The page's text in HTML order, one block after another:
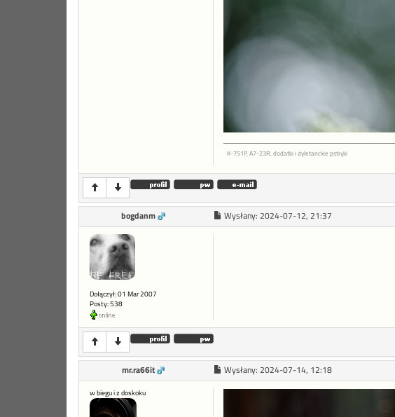
K-751P, A7-23R, dodatki i dyletanckie pstryki
bogdanm Wysłany: 2024-07-12, 21:37
Dołączył: 01 Mar 2007
Posty: 538
mr.ra66it Wysłany: 2024-07-14, 12:18
w biegu i z doskoku